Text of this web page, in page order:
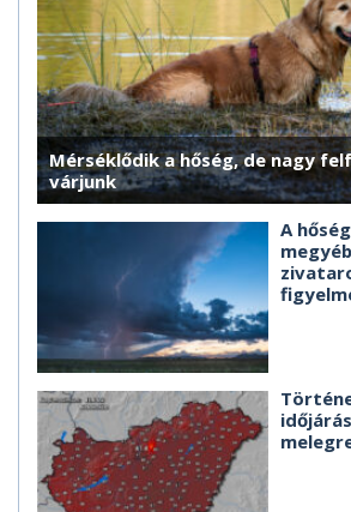
Mérséklődik a hőség, de nagy
várjunk
A